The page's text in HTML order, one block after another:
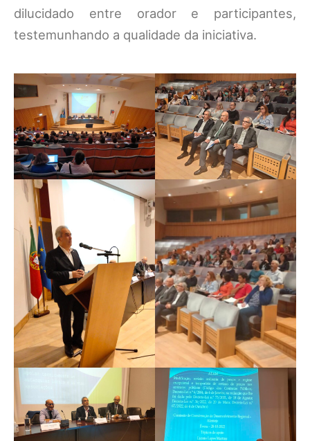
dilucidado entre orador e participantes,
testemunhando a qualidade da iniciativa.